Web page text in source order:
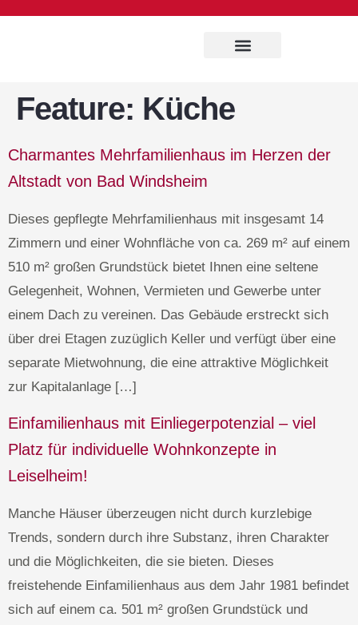
Feature: Küche
Charmantes Mehrfamilienhaus im Herzen der
Altstadt von Bad Windsheim
Dieses gepflegte Mehrfamilienhaus mit insgesamt 14
Zimmern und einer Wohnfläche von ca. 269 m² auf einem
510 m² großen Grundstück bietet Ihnen eine seltene
Gelegenheit, Wohnen, Vermieten und Gewerbe unter
einem Dach zu vereinen. Das Gebäude erstreckt sich
über drei Etagen zuzüglich Keller und verfügt über eine
separate Mietwohnung, die eine attraktive Möglichkeit
zur Kapitalanlage […]
Einfamilienhaus mit Einliegerpotenzial – viel
Platz für individuelle Wohnkonzepte in
Leiselheim!
Manche Häuser überzeugen nicht durch kurzlebige
Trends, sondern durch ihre Substanz, ihren Charakter
und die Möglichkeiten, die sie bieten. Dieses
freistehende Einfamilienhaus aus dem Jahr 1981 befindet
sich auf einem ca. 501 m² großen Grundstück und